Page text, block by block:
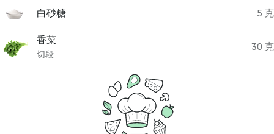
白砂糖 5 克
香菜
切段
30 克